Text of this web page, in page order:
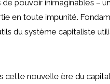
pouvoir inimaginables –
en toute impunité.
du système capitaliste
cette nouvelle ère du